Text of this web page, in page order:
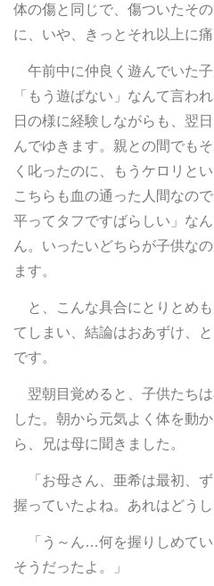
体の傷と同じで、傷ついたそ
に、いや、きっとそれ以上に
午前中に仲良く遊んでいた子
「もう遊ばない」なんて言わ
日の様に経験しながらも、翌
んでゆきます。親との間でも
く叱ったのに、もうケロリと
こちらも血の通った人間なの
平ってタフですばらしい」な
ん。いったいどちらが子供な
ます。
と、こんな具合にとりとめ
てしまい、結論はおあずけ、
です。
翌朝目覚めると、子供たち
した。朝から元気よく体を動
ら、兄は母に聞きました。
「お母さん、亜希は最初、
握っていたよね。あれはどうし
「う～ん…何を握りしめてい
そうだったよ。」